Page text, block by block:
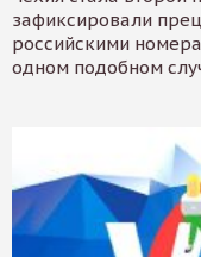
зафиксировали
российскими
одном подобном